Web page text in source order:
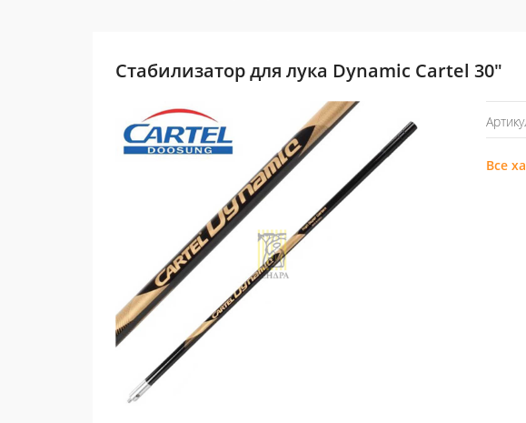
Стабилизатор для лука Dynamic Cartel 30"
Все